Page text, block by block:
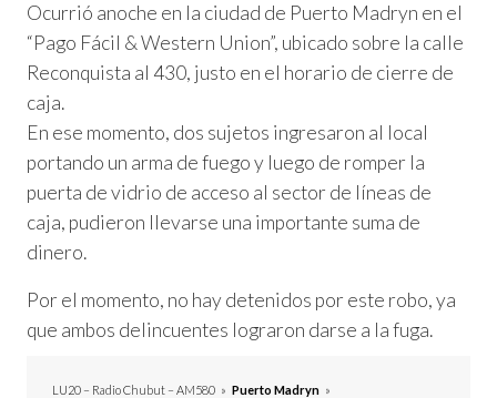
Ocurrió anoche en la ciudad de Puerto Madryn en el
“Pago Fácil & Western Union”, ubicado sobre la calle
Reconquista al 430, justo en el horario de cierre de
caja.
En ese momento, dos sujetos ingresaron al local
portando un arma de fuego y luego de romper la
puerta de vidrio de acceso al sector de líneas de
caja, pudieron llevarse una importante suma de
dinero.
Por el momento, no hay detenidos por este robo, ya
que ambos delincuentes lograron darse a la fuga.
LU20 – Radio Chubut – AM580 » Puerto Madryn »